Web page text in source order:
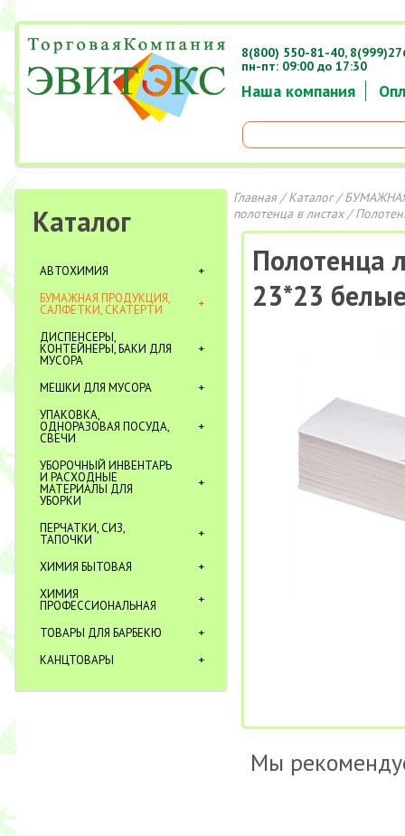
Наша компания
8(800) 550-81-40,
пн-пт: 09:00 до 17:30
Каталог
АВТОХИМИЯ
БУМАЖНАЯ ПРОДУКЦИЯ,
САЛФЕТКИ, СКАТЕРТИ
ДИСПЕНСЕРЫ,
КОНТЕЙНЕРЫ, БАКИ ДЛЯ
МУСОРА
МЕШКИ ДЛЯ МУСОРА
УПАКОВКА,
ОДНОРАЗОВАЯ ПОСУДА,
СВЕЧИ
УБОРОЧНЫЙ ИНВЕНТАРЬ
И РАСХОДНЫЕ
МАТЕРИАЛЫ ДЛЯ
УБОРКИ
ПЕРЧАТКИ, СИЗ,
ТАПОЧКИ
ХИМИЯ БЫТОВАЯ
ХИМИЯ
ПРОФЕССИОНАЛЬНАЯ
ТОВАРЫ ДЛЯ БАРБЕКЮ
КАНЦТОВАРЫ
Главная/Каталог/
полотенца в листах/
Полотенца
23*23
Мы